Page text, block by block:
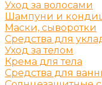
Уход за волосами
Шампуни и
Маски, сыворотки
Средства для
Уход за телом
Крема для тела
Средства для